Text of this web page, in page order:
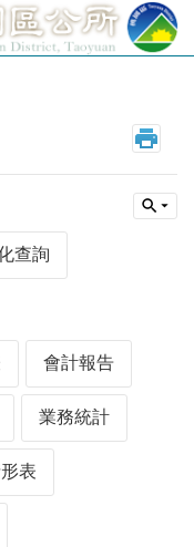
查詢
會計報告
業務統計
表